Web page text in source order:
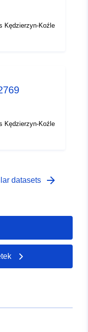
dataset
Kędzierzyn-Koźle
Kędzierzyn-Koźle
datasets arrow_forward